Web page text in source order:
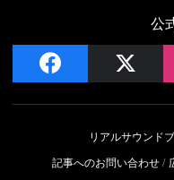
公
facebook
リアルサウンド
記事へのお問い合わせ